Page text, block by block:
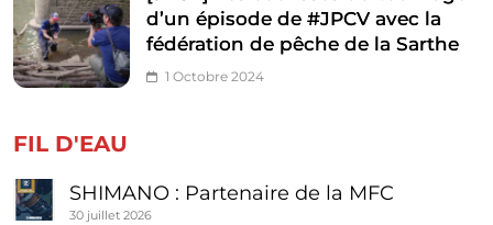
d’un épisode de #JPCV avec la
fédération de pêche de la Sarthe
1 Octobre 2024
FIL D'EAU
SHIMANO : Partenaire de la MFC
30 juillet 2026